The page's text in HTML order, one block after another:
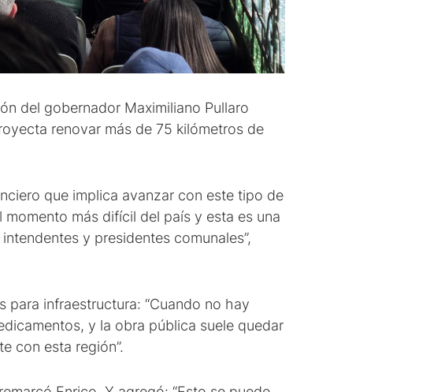
del gobernador Maximiliano Pullaro
renovar más de 75 kilómetros de
que implica avanzar con este tipo de
más difícil del país y esta es una
y presidentes comunales”,
infraestructura: “Cuando no hay
y la obra pública suele quedar
con esta región”.